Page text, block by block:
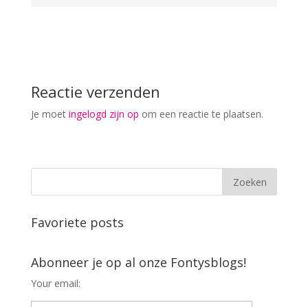
Reactie verzenden
Je moet ingelogd zijn op om een reactie te plaatsen.
Favoriete posts
Abonneer je op al onze Fontysblogs!
Your email: